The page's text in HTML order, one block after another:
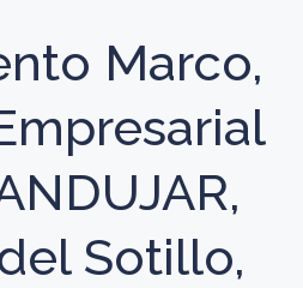
Marco,
Sotillo,